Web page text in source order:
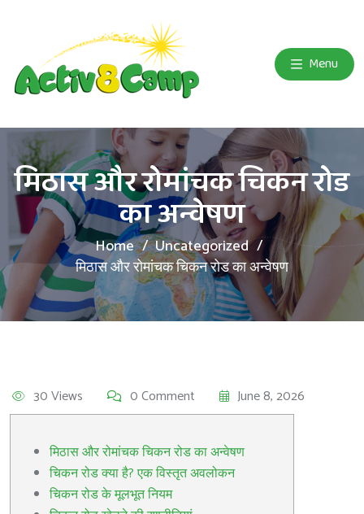
Menu
मिठास और रोमांचक चिकन रोड
का अन्वेषण
Home
Uncategorized
मिठास और रोमांचक चिकन रोड का अन्वेषण
30 Views 0 Comment June 8, 2026
मिठास और रोमांचक चिकन रोड का अन्वेषण
चिकन रोड क्या है? एक विस्तृत अवलोकन
चिकन रोड के मूलभूत नियम